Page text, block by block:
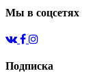
Мы в соцсетях
Подписка